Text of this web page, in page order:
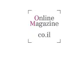
לדלג
לתוכן